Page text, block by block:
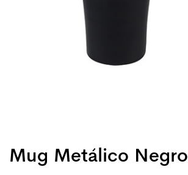
Mug Metálico Negro